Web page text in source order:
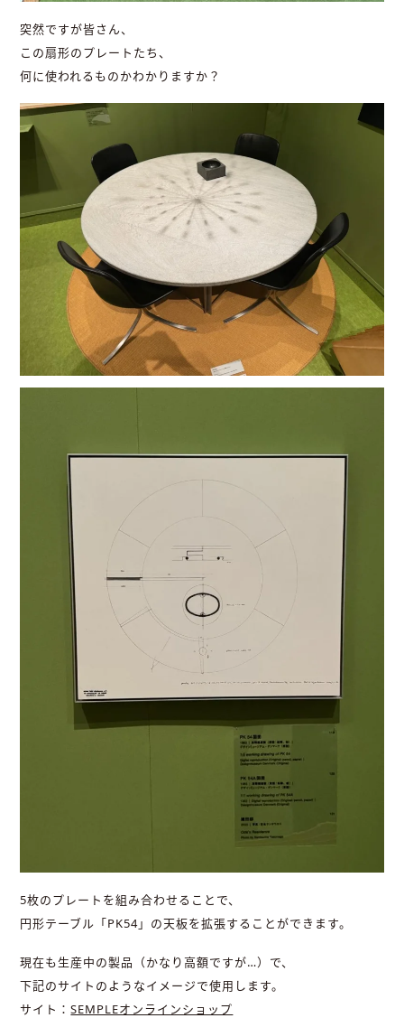
突然ですが皆さん、
この扇形のプレートたち、
何に使われるものかわかりますか？
5枚のプレートを組み合わせることで、
円形テーブル「PK54」の天板を拡張することができます。
現在も生産中の製品（かなり高額ですが…）で、
下記のサイトのようなイメージで使用します。
サイト：SEMPLEオンラインショップ